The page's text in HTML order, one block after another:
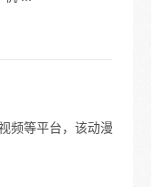
频等平台，该动漫